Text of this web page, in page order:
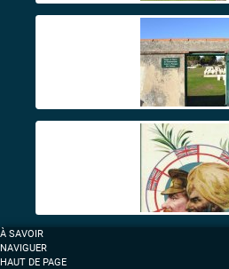
À SAVOIR
NAVIGUER
HAUT DE PAGE